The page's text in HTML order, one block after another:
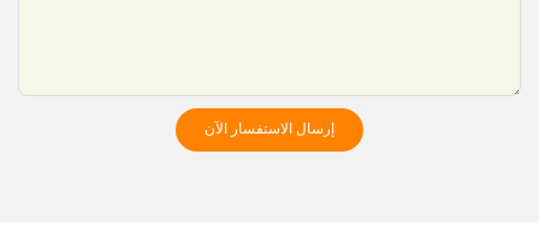
إرسال الاستفسار الآن